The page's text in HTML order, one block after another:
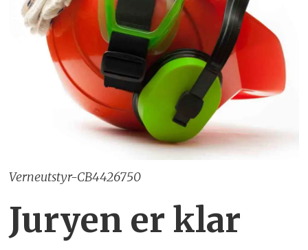
Verneutstyr-CB4426750
Juryen er klar